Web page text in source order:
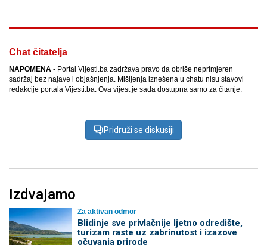
Chat čitatelja
NAPOMENA - Portal Vijesti.ba zadržava pravo da obriše neprimjeren
sadržaj bez najave i objašnjenja. Mišljenja iznešena u chatu nisu stavovi
redakcije portala Vijesti.ba. Ova vijest je sada dostupna samo za čitanje.
Pridruži se diskusiji
Izdvajamo
Za aktivan odmor
Blidinje sve privlačnije ljetno odredište,
turizam raste uz zabrinutost i izazove
očuvanja prirode